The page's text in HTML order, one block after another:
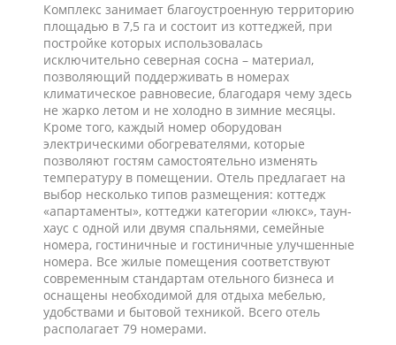
Комплекс занимает благоустроенную территорию
площадью в 7,5 га и состоит из коттеджей, при
постройке которых использовалась
исключительно северная сосна – материал,
позволяющий поддерживать в номерах
климатическое равновесие, благодаря чему здесь
не жарко летом и не холодно в зимние месяцы.
Кроме того, каждый номер оборудован
электрическими обогревателями, которые
позволяют гостям самостоятельно изменять
температуру в помещении. Отель предлагает на
выбор несколько типов размещения: коттедж
«апартаменты», коттеджи категории «люкс», таун-
хаус с одной или двумя спальнями, семейные
номера, гостиничные и гостиничные улучшенные
номера. Все жилые помещения соответствуют
современным стандартам отельного бизнеса и
оснащены необходимой для отдыха мебелью,
удобствами и бытовой техникой. Всего отель
располагает 79 номерами.